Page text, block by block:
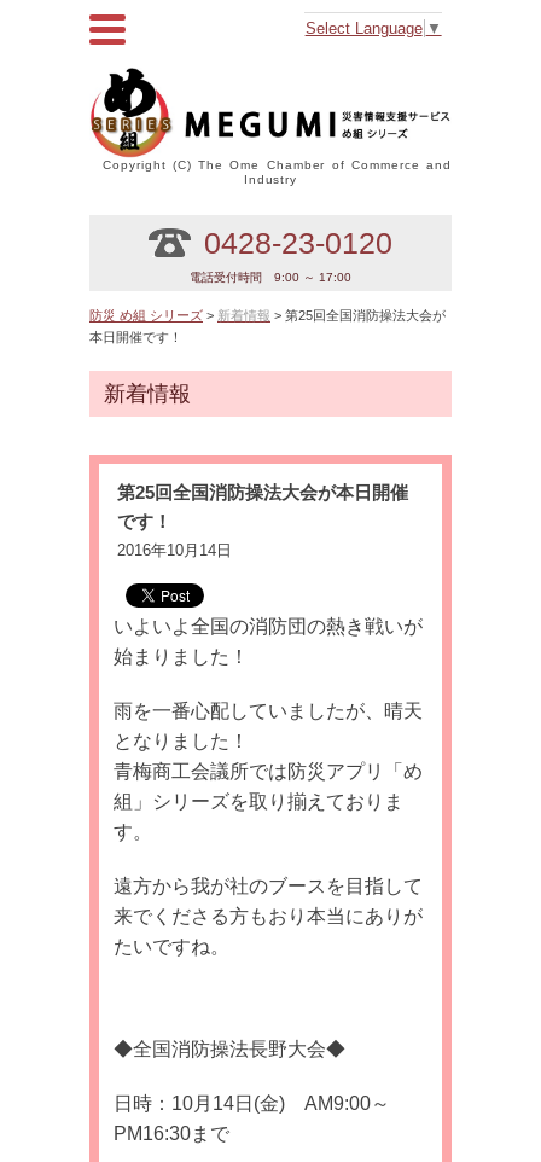
Select Language ▼
Copyright (C) The Ome Chamber of Commerce and
Industry
0428-23-0120
電話受付時間 9:00 ～ 17:00
防災 め組 シリーズ > 新着情報 > 第25回全国消防操法大会が
本日開催です！
新着情報
第25回全国消防操法大会が本日開催
です！
2016年10月14日
いよいよ全国の消防団の熱き戦いが
始まりました！
雨を一番心配していましたが、晴天
となりました！
青梅商工会議所では防災アプリ「め
組」シリーズを取り揃えておりま
す。
遠方から我が社のブースを目指して
来でくださる方もおり本当にありが
たいですね。
◆全国消防操法長野大会◆
日時：10月14日(金) AM9:00～
PM16:30まで